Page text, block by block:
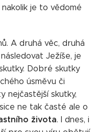
je to vědomé
A druhá věc, druhá
Ježíše, je
Dobré skutky
úsměvu či
nejčastější skutky,
ne tak časté ale o
života. I dnes, i